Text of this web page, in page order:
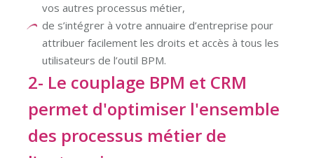
vos autres processus métier,
de s’intégrer à votre annuaire d’entreprise pour
attribuer facilement les droits et accès à tous les
utilisateurs de l’outil BPM.
2- Le couplage BPM et CRM
permet d'optimiser l'ensemble
des processus métier de